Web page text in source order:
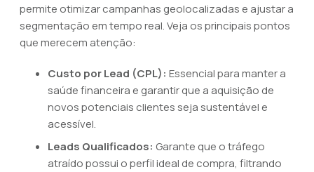
permite otimizar campanhas geolocalizadas e ajustar a
segmentação em tempo real. Veja os principais pontos
que merecem atenção:
Custo por Lead (CPL): Essencial para manter a
saúde financeira e garantir que a aquisição de
novos potenciais clientes seja sustentável e
acessível.
Leads Qualificados: Garante que o tráfego
atraído possui o perfil ideal de compra, filtrando